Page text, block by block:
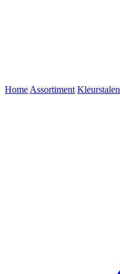
Home Assortiment Kleurstalen